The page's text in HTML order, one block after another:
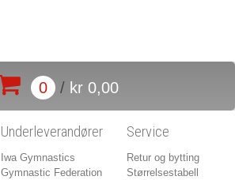
0 / kr 0,00
Underleverandører
Iwa Gymnastics
Gymnastic Federation
Service
Retur og bytting
Størrelsestabell